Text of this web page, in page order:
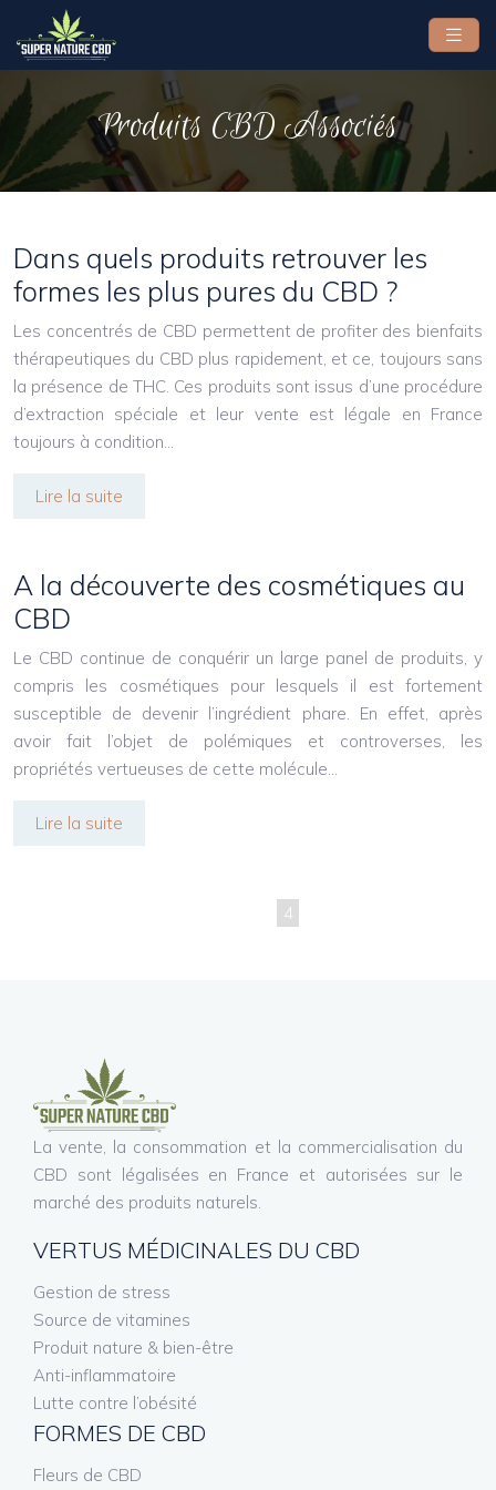
Produits CBD Associés
Dans quels produits retrouver les
formes les plus pures du CBD ?
Les concentrés de CBD permettent de profiter des bienfaits
thérapeutiques du CBD plus rapidement, et ce, toujours sans
la présence de THC. Ces produits sont issus d’une procédure
d’extraction spéciale et leur vente est légale en France
toujours à condition…
Lire la suite
A la découverte des cosmétiques au
CBD
Le CBD continue de conquérir un large panel de produits, y
compris les cosmétiques pour lesquels il est fortement
susceptible de devenir l’ingrédient phare. En effet, après
avoir fait l’objet de polémiques et controverses, les
propriétés vertueuses de cette molécule…
Lire la suite
4
La vente, la consommation et la commercialisation du
CBD sont légalisées en France et autorisées sur le
marché des produits naturels.
VERTUS MÉDICINALES DU CBD
Gestion de stress
Source de vitamines
Produit nature & bien-être
Anti-inflammatoire
Lutte contre l’obésité
FORMES DE CBD
Fleurs de CBD